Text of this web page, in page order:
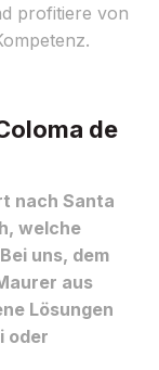
profitiere von
de
nach Santa
welche
uns, dem
aus
Lösungen
oder